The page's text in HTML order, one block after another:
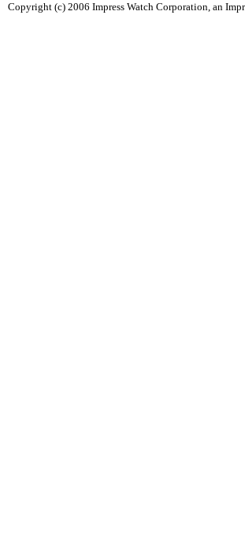
Copyright (c) 2006 Impress Watch Corporation, an